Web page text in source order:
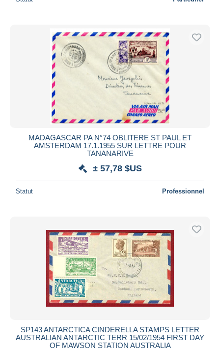
MADAGASCAR PA N°74 OBLITERE ST PAUL ET
AMSTERDAM 17.1.1955 SUR LETTRE POUR
TANANARIVE
± 57,78 $US
Statut Professionnel
SP143 ANTARCTICA CINDERELLA STAMPS LETTER
AUSTRALIAN ANTARCTIC TERR 15/02/1954 FIRST DAY
OF MAWSON STATION AUSTRALIA